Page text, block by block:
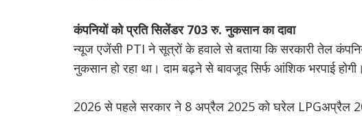
कंपनियों को प्रति सिलेंडर 703 रु. नुकसान का दावा
न्यूज एजेंसी PTI ने सूत्रों के हवाले से बताया कि सरकारी तेल
नुकसान हो रहा था। दाम बढ़ने से बावजूद सिर्फ आंशिक भरपाई होगी।
2026 से पहले सरकार ने 8 अप्रैल 2025 को घरेल LPGअप्रैल